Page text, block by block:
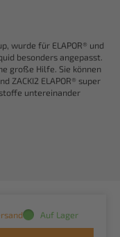
wurde für ELAPOR® und
besonders angepasst.
große Hilfe. Sie können
ZACKI2 ELAPOR® super
untereinander
Auf Lager